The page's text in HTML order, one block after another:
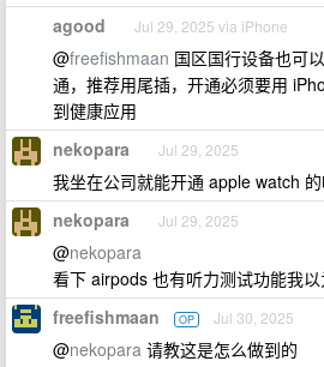
agood Jul 29, 2025 via iPhone
@freefishmaan 国区国行设备也可
通，推荐用尾插，开通必须要用
到健康应用
nekopara Jul 29, 2025
我坐在公司就能开通 apple watch
nekopara Jul 29, 2025
@nekopara
看下 airpods 也有听力测试功能我
freefishmaan OP Jul 30, 2025
@nekopara 请教这是怎么做到的